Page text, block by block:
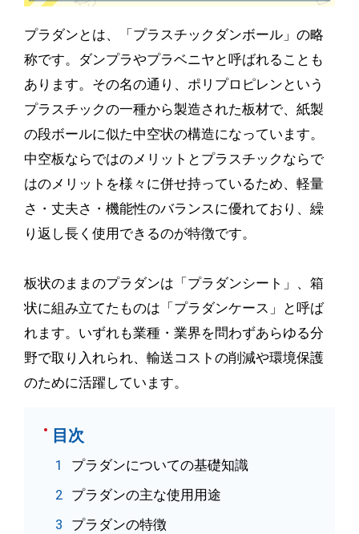
プラダンとは、「プラスチックダンボール」の略
称です。ダンプラやプラベニヤと呼ばれることも
あります。その名の通り、ポリプロピレンという
プラスチックの一種から製造された板材で、紙製
の段ボールに似た中空状の構造になっています。
中空板ならではのメリットとプラスチックならで
はのメリットを様々に併せ持っているため、軽量
さ・丈夫さ・機能性のバランスに優れており、繰
り返し長く使用できるのが特徴です。
板状のままのプラダンは「プラダンシート」、箱
状に組み立てたものは「プラダンケース」と呼ば
れます。いずれも業種・業界を問わずあらゆる分
野で取り入れられ、輸送コストの削減や環境保護
のために活躍しています。
目次
プラダンについての基礎知識
プラダンの主な使用用途
プラダンの特徴